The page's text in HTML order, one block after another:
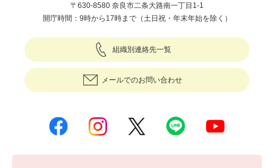
〒630-8580 奈良市二条大路南一丁目1-1
開庁時間：9時から17時まで（土日祝・年末年始を除く）
組織別連絡先一覧
メールでのお問い合わせ